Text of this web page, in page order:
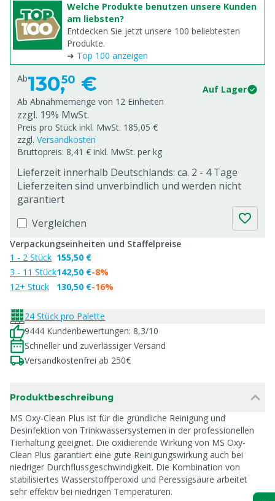
Welche Produkte benutzen unsere Kunden
am liebsten?
Entdecken Sie jetzt unsere 100 beliebtesten
Produkte.
➜ Top 100 anzeigen
Ab130,50 €
Auf Lager
Ab Abnahmemenge von 12 Einheiten
zzgl. 19% MwSt.
Preis pro Stück inkl. MwSt. 185,05 €
zzgl. Versandkosten
Bruttopreis: 8,41 € inkl. MwSt. per kg
Lieferzeit innerhalb Deutschlands: ca. 2 - 4 Tage
Lieferzeiten sind unverbindlich und werden nicht
garantiert
Vergleichen
Verpackungseinheiten und Staffelpreise
1 - 2 Stück
3 - 11 Stück
12+ Stück
155,50 €
142,50 €
130,50 €
-8%
-16%
24 Stück pro Palette
9444 Kundenbewertungen: 8,3/10
Schneller und zuverlässiger Versand
Versandkostenfrei ab 250€
Produktbeschreibung
MS Oxy-Clean Plus ist für die gründliche Reinigung und
Desinfektion von Trinkwassersystemen in der professionellen
Tierhaltung geeignet. Die oxidierende Wirkung von MS Oxy-
Clean Plus garantiert eine gute Reinigungswirkung auch bei
niedriger Durchflussgeschwindigkeit. Die Kombination von
stabilisiertes Wasserstoffperoxid und Peressigsäure arbeitet
sehr effektiv bei niedrigen Temperaturen.